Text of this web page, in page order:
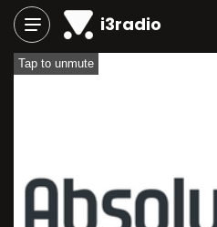
i3radio
Tap to unmute